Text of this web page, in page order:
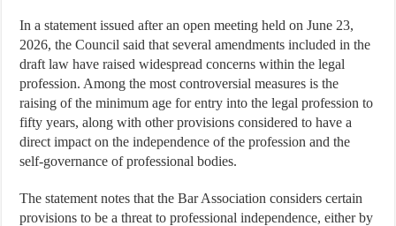
In a statement issued after an open meeting held on June 23,
2026, the Council said that several amendments included in the
draft law have raised widespread concerns within the legal
profession. Among the most controversial measures is the
raising of the minimum age for entry into the legal profession to
fifty years, along with other provisions considered to have a
direct impact on the independence of the profession and the
self-governance of professional bodies.
The statement notes that the Bar Association considers certain
provisions to be a threat to professional independence, either by